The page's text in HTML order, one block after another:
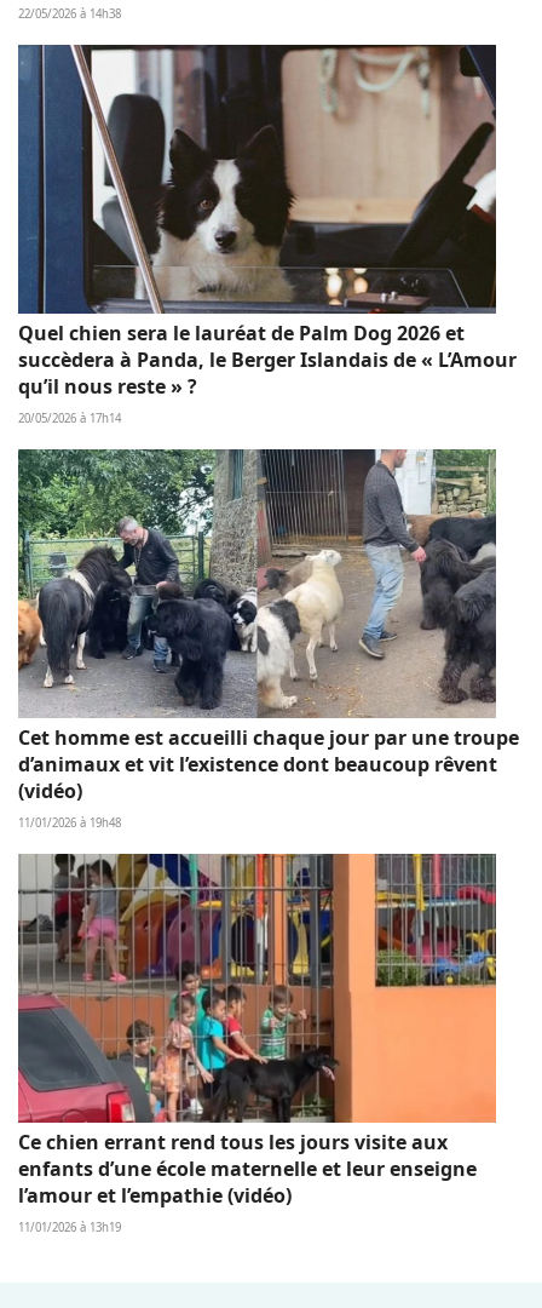
22/05/2026 à 14h38
Quel chien sera le lauréat de Palm Dog 2026 et
succèdera à Panda, le Berger Islandais de « L’Amour
qu’il nous reste » ?
20/05/2026 à 17h14
Cet homme est accueilli chaque jour par une troupe
d’animaux et vit l’existence dont beaucoup rêvent
(vidéo)
11/01/2026 à 19h48
Ce chien errant rend tous les jours visite aux
enfants d’une école maternelle et leur enseigne
l’amour et l’empathie (vidéo)
11/01/2026 à 13h19